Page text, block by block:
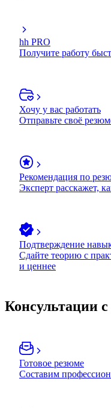
hh PRO
Получите работу
Хочу у вас работать
Отправьте своё
Рекомендация по
Эксперт расскажет,
Подтверждение
Сдайте теорию с
и ценнее
Консультации
Готовое резюме
Составим